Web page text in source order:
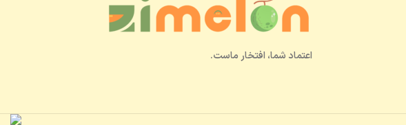
اعتماد شما، افتخار ماست.